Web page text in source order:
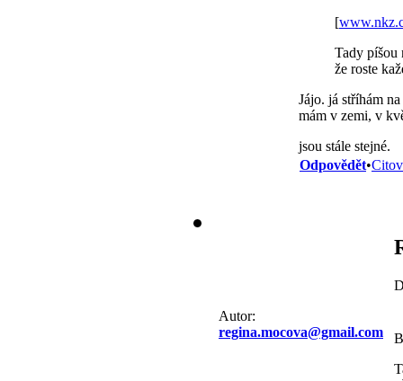
[
Tady píšou
že roste
Jájo. já stříhám
mám v zemi, v
jsou stále stejné.
Odpovědět•
Autor:
regina.mocova@gmail.com